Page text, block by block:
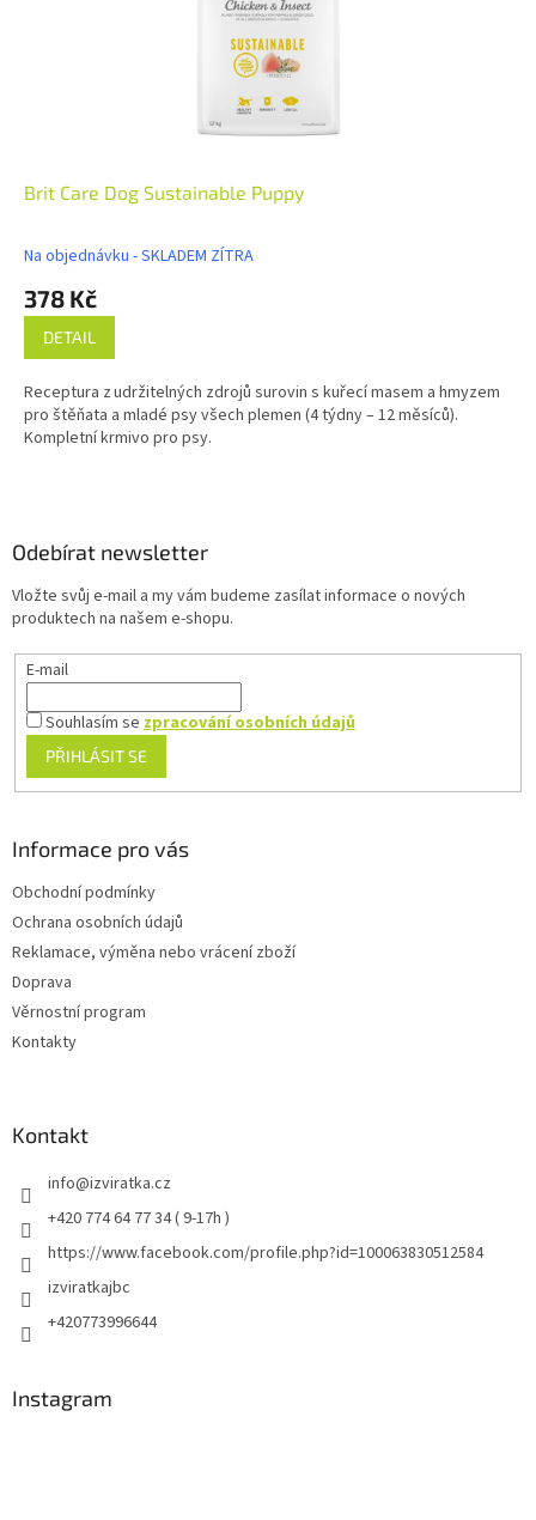
Brit Care Dog Sustainable Puppy
Na objednávku - SKLADEM ZÍTRA
378 Kč
DETAIL
Receptura z udržitelných zdrojů surovin s kuřecí masem a hmyzem
pro štěňata a mladé psy všech plemen (4 týdny – 12 měsíců).
Kompletní krmivo pro psy.
Odebírat newsletter
Vložte svůj e-mail a my vám budeme zasílat informace o nových
produktech na našem e-shopu.
E-mail
Souhlasím sezpracování osobních údajů
PŘIHLÁSIT SE
Informace pro vás
Obchodní podmínky
Ochrana osobních údajů
Reklamace, výměna nebo vrácení zboží
Doprava
Věrnostní program
Kontakty
Kontakt
info@izviratka.cz
+420 774 64 77 34 ( 9-17h )
https://www.facebook.com/profile.php?id=100063830512584
izviratkajbc
+420773996644
Instagram